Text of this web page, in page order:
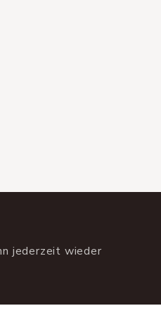
jederzeit wieder